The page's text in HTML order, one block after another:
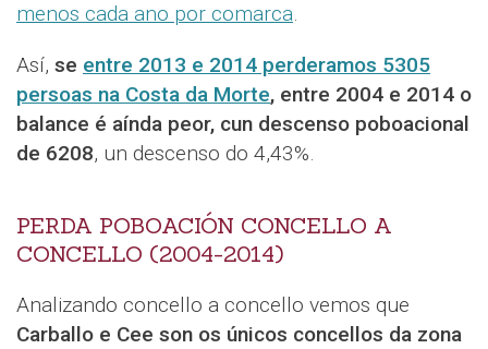
menos cada ano por comarca.
Así, se entre 2013 e 2014 perderamos 5305
persoas na Costa da Morte, entre 2004 e 2014 o
balance é aínda peor, cun descenso poboacional
de 6208, un descenso do 4,43%.
PERDA POBOACIÓN CONCELLO A
CONCELLO (2004-2014)
Analizando concello a concello vemos que
Carballo e Cee son os únicos concellos da zona